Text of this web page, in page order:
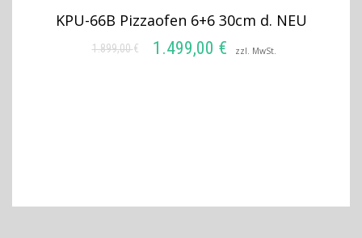
KPU-66B Pizzaofen 6+6 30cm d. NEU
1.899,00€
Ursprünglicher
1.499,00 €
Aktueller
zzl. MwSt.